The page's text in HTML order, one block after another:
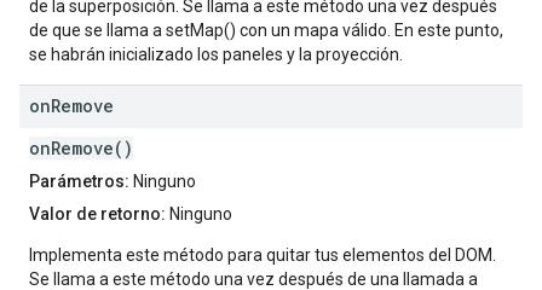
de la superposición. Se llama a este método una vez después
de que se llama a setMap() con un mapa válido. En este punto,
se habrán inicializado los paneles y la proyección.
onRemove
onRemove()
Parámetros: Ninguno
Valor de retorno: Ninguno
Implementa este método para quitar tus elementos del DOM.
Se llama a este método una vez después de una llamada a